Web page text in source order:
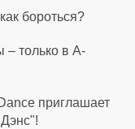
бороться?
– только в A-
приглашает